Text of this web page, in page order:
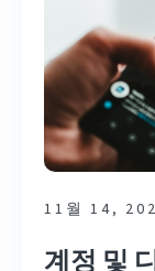
11월 14,
계정 및